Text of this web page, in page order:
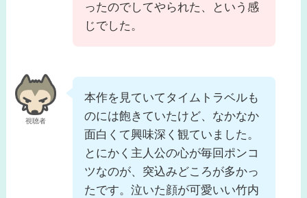
ったのでしてやられた、という感
じでした。
視聴者
本作を見ていてタイムトラベルも
のには飽きていたけど、なかなか
面白くて興味深く観ていました。
とにかく主人公の心が毎回ポンコ
ツなのが、突込みどころが多かっ
たです。泣いた顔が可愛いい竹内